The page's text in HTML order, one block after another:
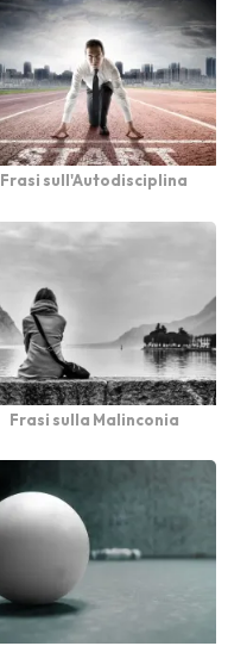
Frasi sull'Autodisciplina
Frasi sulla Malinconia